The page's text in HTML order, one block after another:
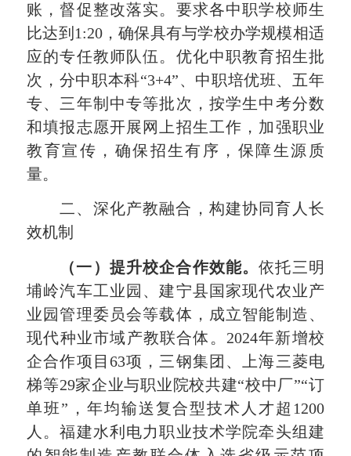
账，督促整改落实。要求各中职学校师生
比达到 1:20，确保具有与学校办学规模相适
应的专任教师队伍。优化中职教育招生批
次，分中职本科“3+4”、中职培优班、五年
专、三年制中专等批次，按学生中考分数
和填报志愿开展网上招生工作，加强职业
教育宣传，确保招生有序，保障生源质
量。
二、深化产教融合，构建协同育人长
效机制
（一）提升校企合作效能。依托三明
埔岭汽车工业园、建宁县国家现代农业产
业园管理委员会等载体，成立智能制造、
现代种业市域产教联合体。 2024年新增校
企合作项目 63项，三钢集团、上海三菱电
梯等29家企业与职业院校共建“校中厂”“订
单班”，年均输送复合型技术人才超 1200
人。福建水利电力职业技术学院牵头组建